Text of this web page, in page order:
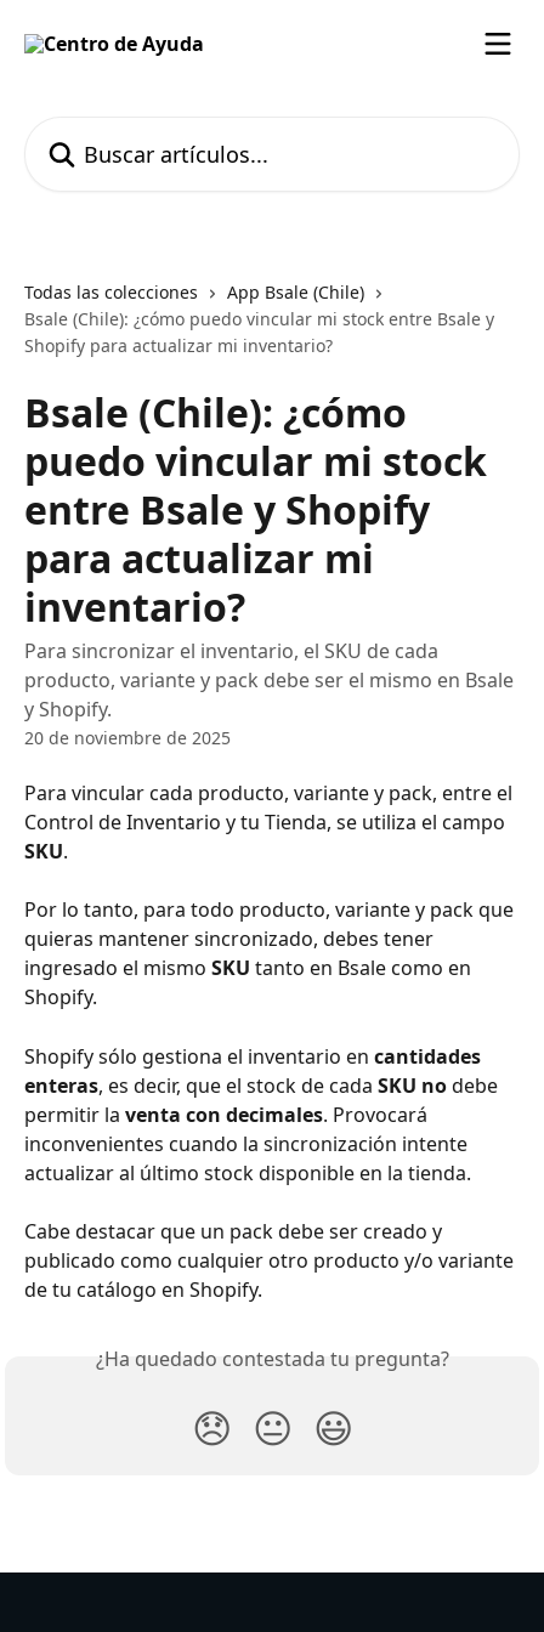
Todas las colecciones
App Bsale (Chile)
Bsale (Chile): ¿cómo puedo vincular mi stock entre Bsale y
Shopify para actualizar mi inventario?
Bsale (Chile): ¿cómo
puedo vincular mi stock
entre Bsale y Shopify
para actualizar mi
inventario?
Para sincronizar el inventario, el SKU de cada
producto, variante y pack debe ser el mismo en Bsale
y Shopify.
20 de noviembre de 2025
Para vincular cada producto, variante y pack, entre el
Control de Inventario y tu Tienda, se utiliza el campo
SKU.
Por lo tanto, para todo producto, variante y pack que
quieras mantener sincronizado, debes tener
ingresado el mismo SKU tanto en Bsale como en
Shopify.
Shopify sólo gestiona el inventario en cantidades
enteras, es decir, que el stock de cada SKU no debe
permitir la venta con decimales. Provocará
inconvenientes cuando la sincronización intente
actualizar al último stock disponible en la tienda.
Cabe destacar que un pack debe ser creado y
publicado como cualquier otro producto y/o variante
de tu catálogo en Shopify.
¿Ha quedado contestada tu pregunta?
😞 😐 😃